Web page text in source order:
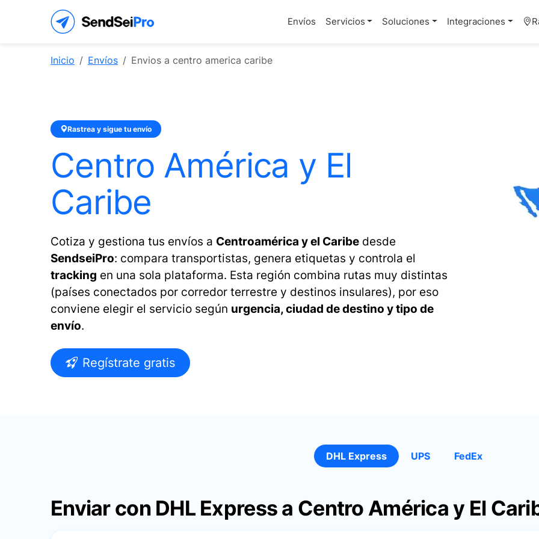
Envíos Servicios Soluciones Integraciones
Inicio Envíos Envios a centro america caribe
Rastrea y sigue tu envío
Centro América y El
Caribe
Cotiza y gestiona tus envíos a Centroamérica y el Caribe desde
SendseiPro: compara transportistas, genera etiquetas y controla el
tracking en una sola plataforma. Esta región combina rutas muy distintas
(países conectados por corredor terrestre y destinos insulares), por eso
conviene elegir el servicio según urgencia, ciudad de destino y tipo de
envío.
Regístrate gratis
DHL Express UPS FedEx
Enviar con DHL Express a Centro América y El